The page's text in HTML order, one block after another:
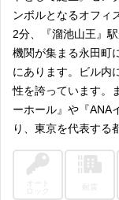
ンボルとなるオフィ
2分、『溜池山王』
機関が集まる永田町
にあります。ビル内
性を誇っています。
ーホール』や『ANA
り、東京を代表する